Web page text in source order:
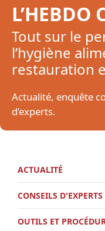
L’HEBDO
Tout sur le
l’hygiène
restauration
Actualité, enquête
d’experts.
ACTUALITÉ
CONSEILS D'EXPERTS
OUTILS ET